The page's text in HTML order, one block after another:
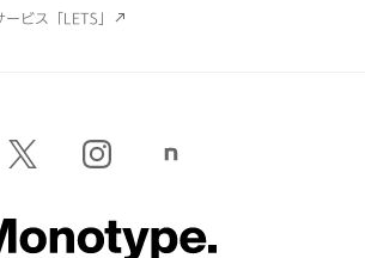
ビス「LETS」